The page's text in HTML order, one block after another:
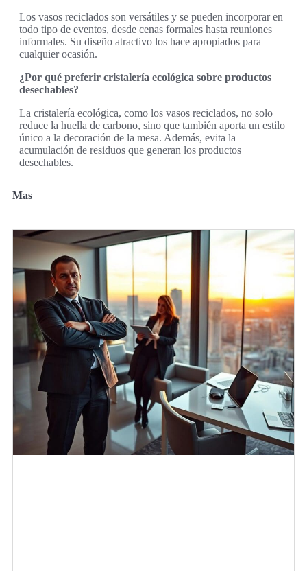
Los vasos reciclados son versátiles y se pueden incorporar en
todo tipo de eventos, desde cenas formales hasta reuniones
informales. Su diseño atractivo los hace apropiados para
cualquier ocasión.
¿Por qué preferir cristalería ecológica sobre productos
desechables?
La cristalería ecológica, como los vasos reciclados, no solo
reduce la huella de carbono, sino que también aporta un estilo
único a la decoración de la mesa. Además, evita la
acumulación de residuos que generan los productos
desechables.
Mas